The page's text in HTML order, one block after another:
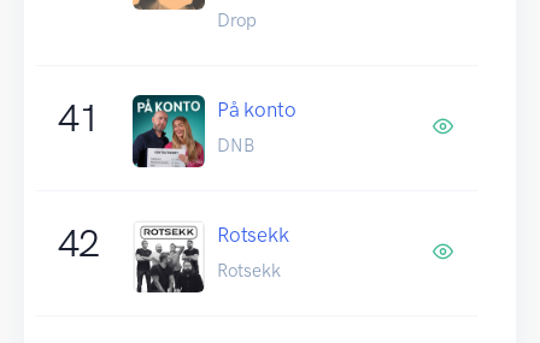
Drop
41 På konto
DNB
42 Rotsekk
Rotsekk